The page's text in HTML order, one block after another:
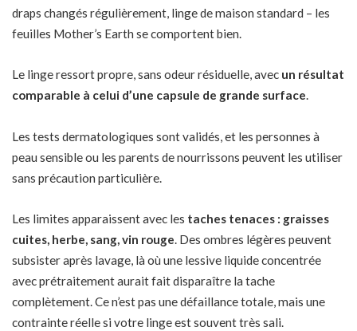
draps changés régulièrement, linge de maison standard – les
feuilles Mother’s Earth se comportent bien.
Le linge ressort propre, sans odeur résiduelle, avec un résultat
comparable à celui d’une capsule de grande surface.
Les tests dermatologiques sont validés, et les personnes à
peau sensible ou les parents de nourrissons peuvent les utiliser
sans précaution particulière.
Les limites apparaissent avec les taches tenaces : graisses
cuites, herbe, sang, vin rouge. Des ombres légères peuvent
subsister après lavage, là où une lessive liquide concentrée
avec prétraitement aurait fait disparaître la tache
complètement. Ce n’est pas une défaillance totale, mais une
contrainte réelle si votre linge est souvent très sali.